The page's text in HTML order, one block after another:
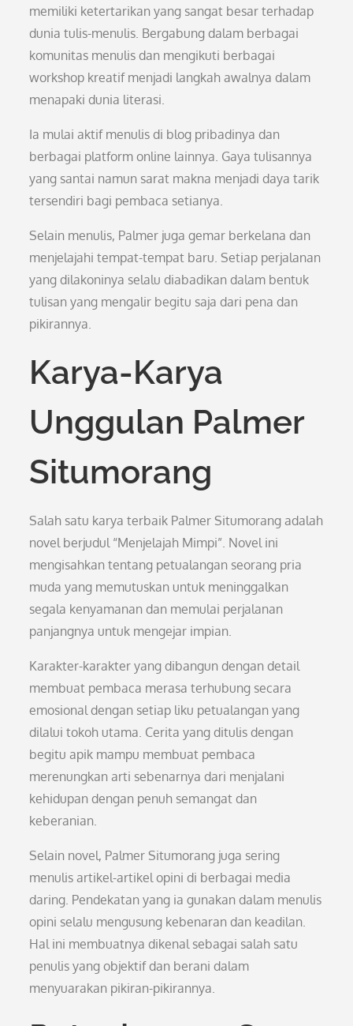
memiliki ketertarikan yang sangat besar terhadap
dunia tulis-menulis. Bergabung dalam berbagai
komunitas menulis dan mengikuti berbagai
workshop kreatif menjadi langkah awalnya dalam
menapaki dunia literasi.
Ia mulai aktif menulis di blog pribadinya dan
berbagai platform online lainnya. Gaya tulisannya
yang santai namun sarat makna menjadi daya tarik
tersendiri bagi pembaca setianya.
Selain menulis, Palmer juga gemar berkelana dan
menjelajahi tempat-tempat baru. Setiap perjalanan
yang dilakoninya selalu diabadikan dalam bentuk
tulisan yang mengalir begitu saja dari pena dan
pikirannya.
Karya-Karya
Unggulan Palmer
Situmorang
Salah satu karya terbaik Palmer Situmorang adalah
novel berjudul “Menjelajah Mimpi”. Novel ini
mengisahkan tentang petualangan seorang pria
muda yang memutuskan untuk meninggalkan
segala kenyamanan dan memulai perjalanan
panjangnya untuk mengejar impian.
Karakter-karakter yang dibangun dengan detail
membuat pembaca merasa terhubung secara
emosional dengan setiap liku petualangan yang
dilalui tokoh utama. Cerita yang ditulis dengan
begitu apik mampu membuat pembaca
merenungkan arti sebenarnya dari menjalani
kehidupan dengan penuh semangat dan
keberanian.
Selain novel, Palmer Situmorang juga sering
menulis artikel-artikel opini di berbagai media
daring. Pendekatan yang ia gunakan dalam menulis
opini selalu mengusung kebenaran dan keadilan.
Hal ini membuatnya dikenal sebagai salah satu
penulis yang objektif dan berani dalam
menyuarakan pikiran-pikirannya.